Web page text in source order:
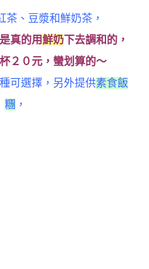
茶、豆漿和鮮奶茶，
真的用鮮奶下去調和的，
２０元，蠻划算的～
可選擇，另外提供素食飯
糰 ，